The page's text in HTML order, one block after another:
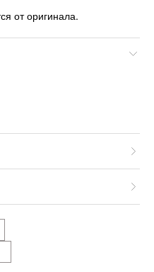
от оригинала.